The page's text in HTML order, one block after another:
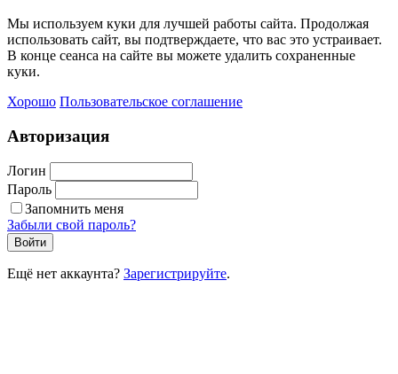
Мы используем куки для лучшей работы сайта. Продолжая
использовать сайт, вы подтверждаете, что вас это устраивает.
В конце сеанса на сайте вы можете удалить сохраненные
куки.
Хорошо Пользовательское соглашение
Авторизация
Логин
Пароль
Запомнить меня
Забыли свой пароль?
Войти
Ещё нет аккаунта? Зарегистрируйте.